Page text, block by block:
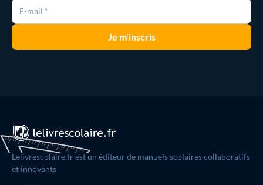
Lelivrescolaire.fr est un éditeur de manuels scolaires collaboratifs
et innovants